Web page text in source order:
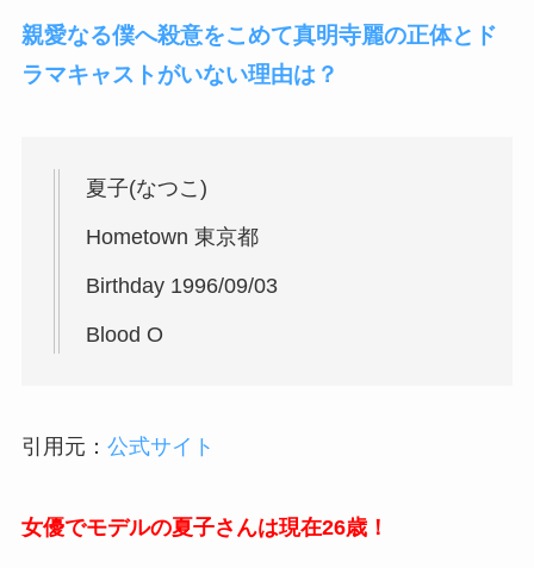
親愛なる僕へ殺意をこめて真明寺麗の正体とド
ラマキャストがいない理由は？
夏子(なつこ)
Hometown 東京都
Birthday 1996/09/03
Blood O
引用元： 公式サイト
女優でモデルの夏子さんは現在26歳！